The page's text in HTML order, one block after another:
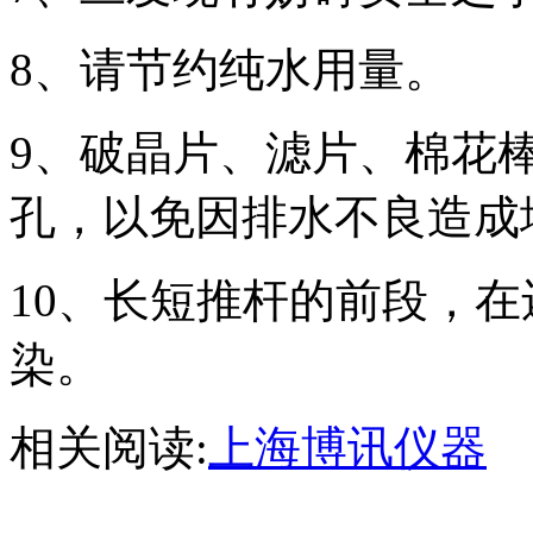
8、请节约纯水用量。
9、破晶片、滤片、棉花
孔，以免因排水不良造
10、长短推杆的前段，
染。
相关阅读: 上海博讯仪器